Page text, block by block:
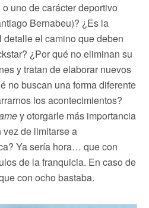
uno de carácter deportivo
Bernabeu)? ¿Es la
el camino que deben
¿Por qué no eliminan su
y tratan de elaborar nuevos
no buscan una forma diferente
los acontecimientos?
y otorgarle más importancia
de limitarse a
Ya sería hora… que con
de la franquicia. En caso de
con ocho bastaba.